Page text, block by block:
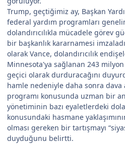
Trump, geçtiğimiz ay, Başkan
federal yardım programları
dolandırıcılıkla mücadele görev
bir başkanlık kararnamesi
olarak Vance, dolandırıcılık
Minnesota'ya sağlanan 243
geçici olarak durduracağını
hamle nedeniyle daha sonra dava
programı konusunda uzman bir
yönetiminin bazı eyaletlerdeki
konusundaki hasmane
olması gereken bir tartışmayı
duyduğunu belirtti.